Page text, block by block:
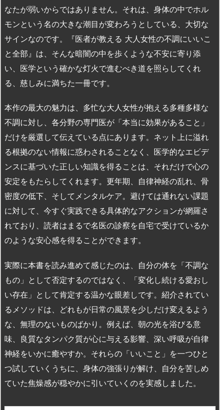
なたが弱いからではありません。それは、身体の中でホル
モンという名の大きな潮目が変わろうとしている、大切な
サインなのです。『医者が教える 大人女性の不調にいいこ
と全部』は、そんな暗闇の中を歩くような不安に寄り添
い、医学という確かな灯火で進むべき道を照らしてくれ
る、慈しみに満ちた一冊です。
本作の最大の魅力は、多忙な大人女性が抱える多種多様な
不調に対し、各分野の専門医が「本当に効果があること」
だけを厳選して伝えている点にあります。ネット上に溢れ
る根拠のない情報に惑わされることなく、医学的なエビデ
ンスに基づいた正しい知識を得ることは、それだけで心の
安定をもたらしてくれます。更年期、自律神経の乱れ、骨
密度の低下、そしてメンタルケア。避けては通れない課題
に対して、今すぐ実践できる具体的なアクションが網羅さ
れており、読者はまるで名医の診察を自宅で受けているか
のような安心感を得ることができます。
実際に本書を読み進めて感じたのは、自分の体を「不調な
もの」として否定するのではなく、「変化し続ける愛おし
い存在」として肯定する温かな眼差しです。紹介されてい
るメソッドは、どれもが日常の風景を少しだけ変えるよう
な、無理のないものばかり。例えば、朝の光を浴びる意
味、良質なタンパク質が心に与える影響、深い呼吸が自律
神経をいかに癒やすか。それらの「いいこと」を一つひと
つ試していくうちに、身体の強張りが解け、自分を苦しめ
ていた焦燥感が穏やかに引いていくのを実感しました。